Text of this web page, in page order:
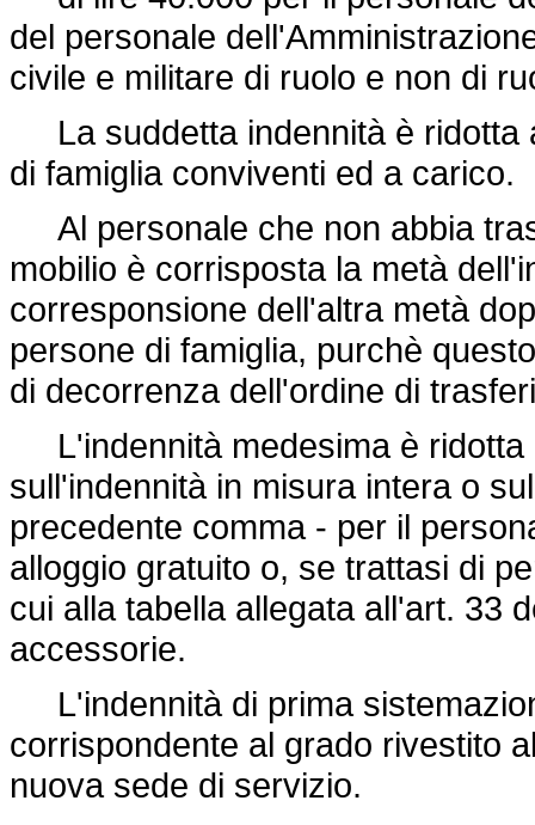
del personale
civile e militare di ruolo e non di
La suddetta indennità è ridotta
di famiglia conviventi ed a carico.
Al personale che non abbia
mobilio è corrisposta la metà
corresponsione dell'altra metà
persone di famiglia, purchè
di decorrenza dell'ordine di
L'indennità medesima è ridotta
sull'indennità in misura intera o
precedente comma - per il
alloggio gratuito o, se trattasi di
cui alla tabella allegata all'art. 33
accessorie.
L'indennità di prima
corrispondente al grado rivestito
nuova sede di servizio.